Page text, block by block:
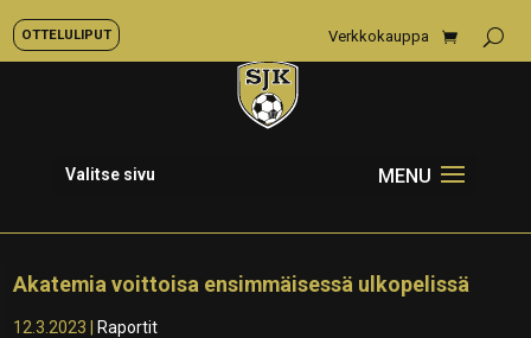
OTTELULIPUT Verkkokauppa
Valitse sivu
Akatemia voittoisa ensimmäisessä ulkopelissä
12.3.2023 Raportit